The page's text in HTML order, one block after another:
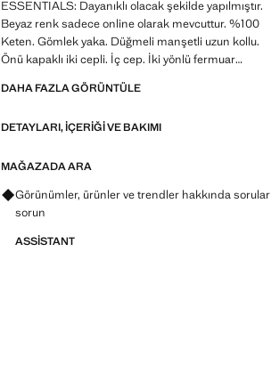
ESSENTIALS: Dayanıklı olacak şekilde yapılmıştır.
Beyaz renk sadece online olarak mevcuttur. %100
Keten. Gömlek yaka. Düğmeli manşetli uzun kollu.
Önü kapaklı iki cepli. İç cep. İki yönlü fermuar
Koleksiyonu. İndirimli ürün
ESSENTIALS: Made to last. Kalite standartlarımızı
Özenle tasarlanan bu ürünler, artık daha da dayanıklı,
DAHA FAZLA GÖRÜNTÜLE
DETAYLARI, IÇERIĞI VE BAKIMI
MAĞAZADA ARA
Görünümler, ürünler ve trendler hakkında sorular
sorun
ASSISTANT